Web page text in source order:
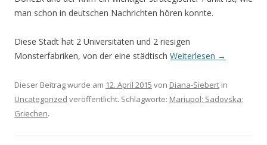
man schon in deutschen Nachrichten hören konnte.
Diese Stadt hat 2 Universitäten und 2 riesigen
Monsterfabriken, von der eine städtisch Weiterlesen →
Dieser Beitrag wurde am 12. April 2015 von Diana-Siebert in
Uncategorized veröffentlicht. Schlagworte: Mariupol; Sadovska;
Griechen.